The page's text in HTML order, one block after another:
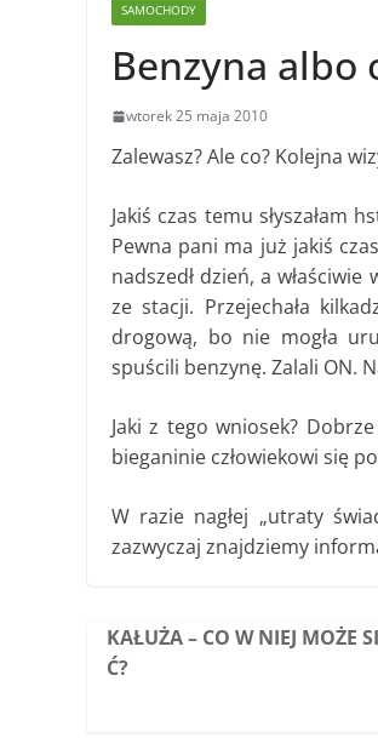
SAMOCHODY
Benzyna albo
wtorek 25 maja 2010
Zalewasz? Ale co? Kolejna
Jakiś czas temu
Pewna pani ma już jakiś
nadszedł dzień, a
ze stacji. Przejechała
drogową, bo nie mogła
spuścili benzynę. Zalali ON.
Jaki z tego wniosek?
bieganinie człowiekowi się
W razie nagłej „utraty
zazwyczaj znajdziemy
KAŁUŻA – CO W NIEJ MOŻE
Ć?